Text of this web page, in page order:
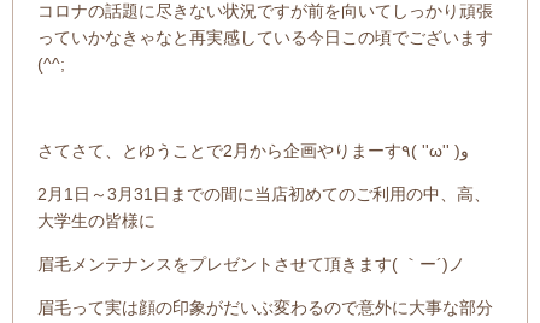
コロナの話題に尽きない状況ですが前を向いてしっかり頑張
っていかなきゃなと再実感している今日この頃でございます
(^^;
さてさて、とゆうことで2月から企画やりまーす٩( ''ω'' )و
2月1日～3月31日までの間に当店初めてのご利用の中、高、
大学生の皆様に
眉毛メンテナンスをプレゼントさせて頂きます( ｀ー´)ノ
眉毛って実は顔の印象がだいぶ変わるので意外に大事な部分